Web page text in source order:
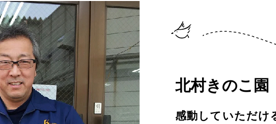
北村きのこ園
感動していただけ